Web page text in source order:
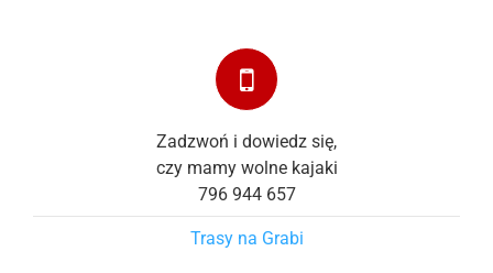
Zadzwoń i dowiedz się,
czy mamy wolne kajaki
796 944 657
Trasy na Grabi